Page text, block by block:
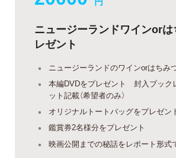
ニュージーランドワインor
レゼント
ニュージーランドのワインorはちみ
本編DVDをプレゼント 封入ブック
ット記載（希望者のみ）
オリジナルトートバッグをプレゼン
鑑賞券2名様分をプレゼント
映画公開までの秘話をレポート形式